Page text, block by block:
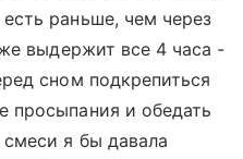
раньше, чем через
выдержит все 4 часа -
сном подкрепиться
просыпания и обедать
я бы давала